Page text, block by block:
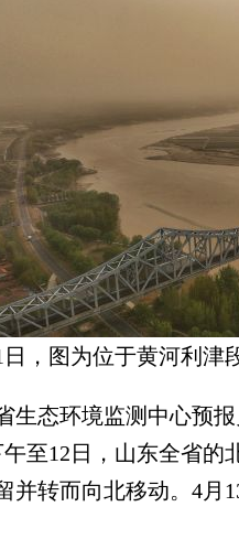
日，图为位于黄河利津
态环境监测中心预报
午至12日，山东全省
并转而向北移动。4月